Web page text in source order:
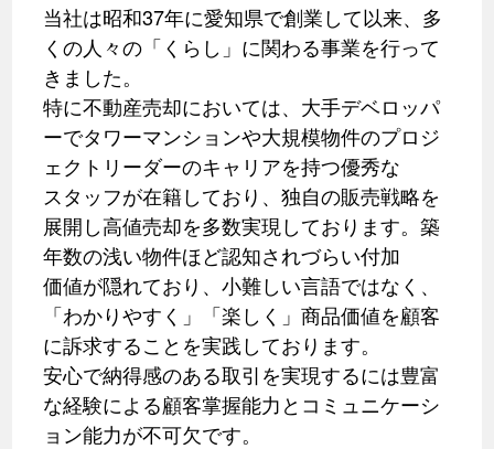
当社は昭和37年に愛知県で創業して以来、多
くの人々の「くらし」に関わる事業を行って
きました。
特に不動産売却においては、大手デベロッパ
ーでタワーマンションや大規模物件のプロジ
ェクトリーダーのキャリアを持つ優秀な
スタッフが在籍しており、独自の販売戦略を
展開し高値売却を多数実現しております。築
年数の浅い物件ほど認知されづらい付加
価値が隠れており、小難しい言語ではなく、
「わかりやすく」「楽しく」商品価値を顧客
に訴求することを実践しております。
安心で納得感のある取引を実現するには豊富
な経験による顧客掌握能力とコミュニケーシ
ョン能力が不可欠です。